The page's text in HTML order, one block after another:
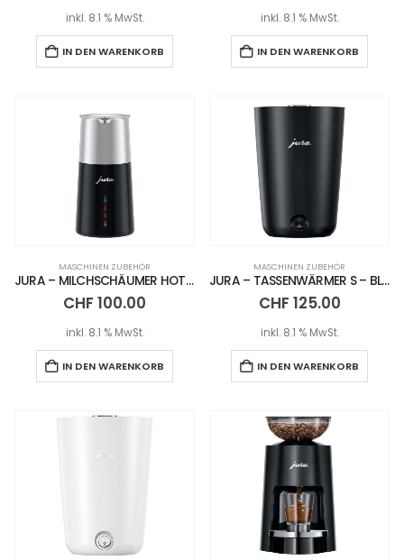
inkl. 8.1 % MwSt.
IN DEN WARENKORB
inkl. 8.1 % MwSt.
IN DEN WARENKORB
MASCHINEN ZUBEHÖR
JURA – MILCHSCHÄUMER HOT & COLD
CHF 100.00
inkl. 8.1 % MwSt.
IN DEN WARENKORB
MASCHINEN ZUBEHÖR
JURA – TASSENWÄRMER S – BLACK
CHF 125.00
inkl. 8.1 % MwSt.
IN DEN WARENKORB